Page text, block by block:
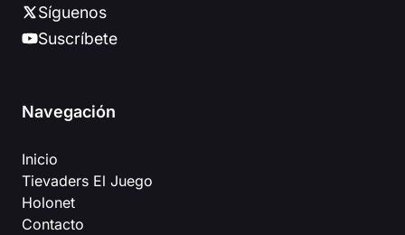
Síguenos
Suscríbete
Navegación
Inicio
Tievaders El Juego
Holonet
Contacto